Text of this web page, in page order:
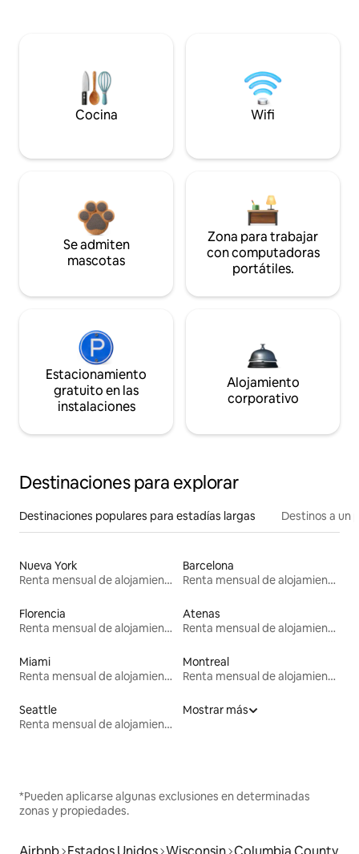
Cocina Wifi
Se admiten
mascotas
Zona para trabajar
con computadoras
portátiles.
Estacionamiento
gratuito en las
instalaciones
Alojamiento
corporativo
Destinaciones para explorar
Destinaciones populares para estadías largas Destinos a un
Nueva York
Renta mensual de alojamientos
Barcelona
Renta mensual de alojamientos
Florencia
Renta mensual de alojamientos
Atenas
Renta mensual de alojamientos
Miami
Renta mensual de alojamientos
Montreal
Renta mensual de alojamientos
Seattle
Renta mensual de alojamientos
Mostrar más
*Pueden aplicarse algunas exclusiones en determinadas
zonas y propiedades.